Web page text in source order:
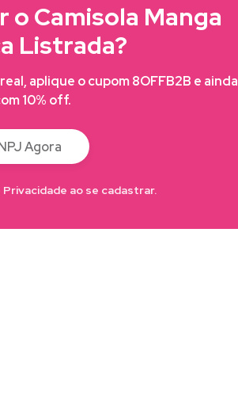
Camisola Manga
Listrada?
aplique o cupom 8OFFB2B e ainda
10% off.
Agora
ao se cadastrar.